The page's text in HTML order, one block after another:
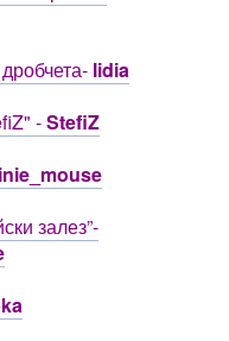
lidia
-StefiZ
залез”-